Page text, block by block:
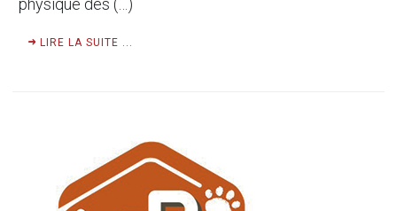
physique des (…)
LIRE LA SUITE ...